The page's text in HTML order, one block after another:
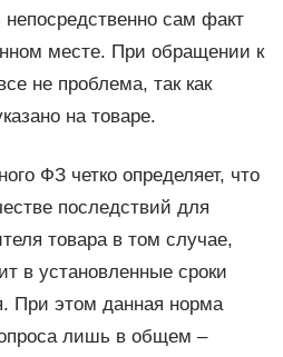
сам факт
месте. При обращении к
не проблема, так как
на товаре.
ФЗ четко определяет, что
последствий для
товара в том случае,
в установленные сроки
При этом данная норма
лишь в общем –